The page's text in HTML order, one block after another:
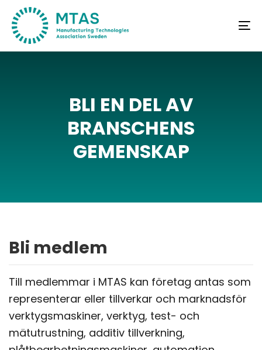
Skip
links
Skip
primary
BLI EN DELAV
BRANSCHENS
GEMENSKAP
Bli medlem
Till medlemmar i MTAS kan företag antas som
representerar eller tillverkar och marknadsför
verktygsmaskiner, verktyg, test- och
mätutrustning, additiv tillverkning,